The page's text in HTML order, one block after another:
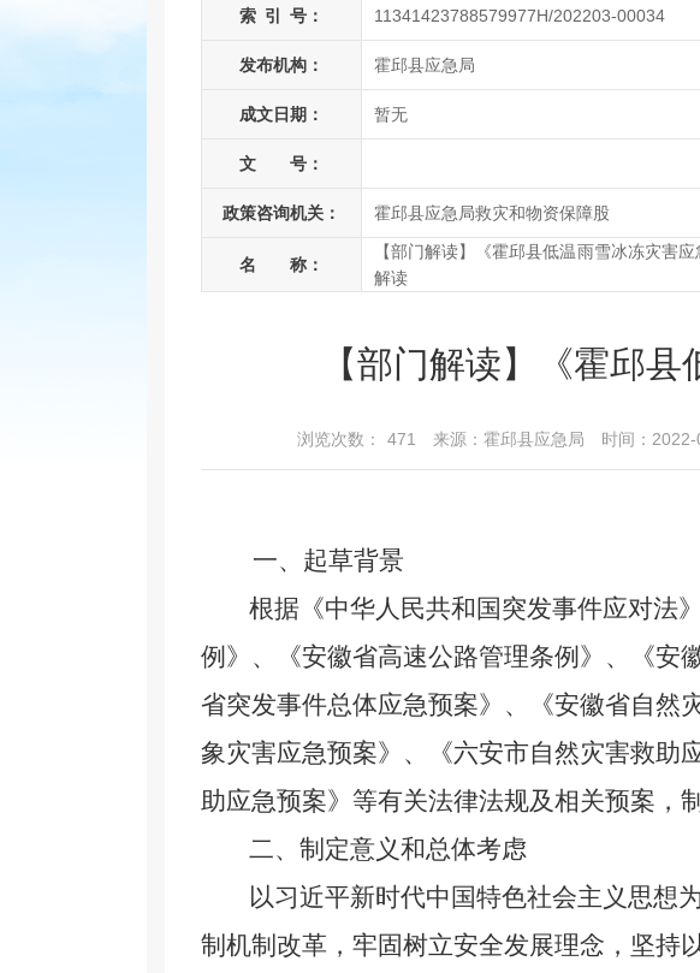
索 引 号： 11341423788579977H/202203-00034
发布机构： 霍邱县应急局
成文日期： 暂无
文 号：
政策咨询机关： 霍邱县应急局救灾和物资保障股
名 称：
【部门解读】《霍邱县低温雨雪冰冻灾害
解读
【部门解读】《霍邱
浏览次数： 471 来源：霍邱县应急局 时间：
一、起草背景
根据 《中华人民共和国突发事件应对法
例》、《安徽省高速公路管理条例》、《安
省突发事件总体应急预案》、《安徽省自然
象灾害应急预案》、《六安市自然灾害救助
助应急预案》等有关法律法规及相关预案 ，
二、制定意义和总体考虑
以习近平新时代中国特色社会主义思想
制机制改革，牢固树立安全发展理念，坚持